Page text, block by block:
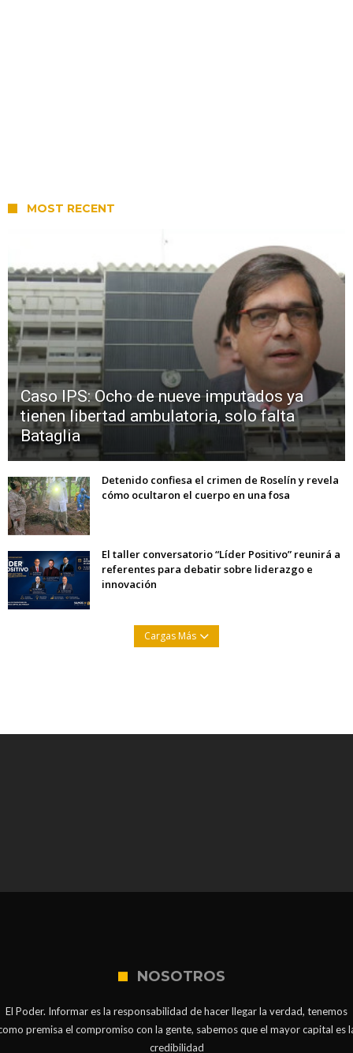
MOST RECENT
Caso IPS: Ocho de nueve imputados ya
tienen libertad ambulatoria, solo falta
Bataglia
Detenido confiesa el crimen de Roselín y revela
cómo ocultaron el cuerpo en una fosa
El taller conversatorio “Líder Positivo” reunirá a
referentes para debatir sobre liderazgo e
innovación
Cargas Más
NOSOTROS
El Poder. Informar es la responsabilidad de hacer llegar la verdad, tenemos
premisa el compromiso con la gente, sabemos que el mayor capital es
credibilidad